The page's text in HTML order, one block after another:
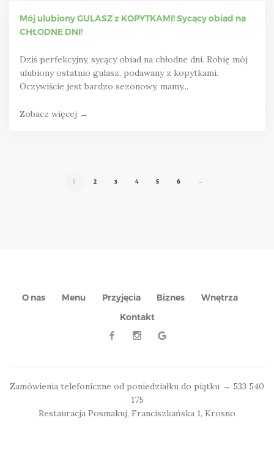
Mój ulubiony GULASZ z KOPYTKAMI! Sycący obiad na
CHŁODNE DNI!
Dziś perfekcyjny, sycący obiad na chłodne dni. Robię mój
ulubiony ostatnio gulasz, podawany z kopytkami.
Oczywiście jest bardzo sezonowy, mamy...
Zobacz więcej →
1 2 3 4 5 6 →
O nas Menu Przyjęcia Biznes
Wnętrza
Kontakt
Zamówienia telefoniczne od poniedziałku do piątku → 533 540
175
Restauracja Posmakuj, Franciszkańska 1, Krosno